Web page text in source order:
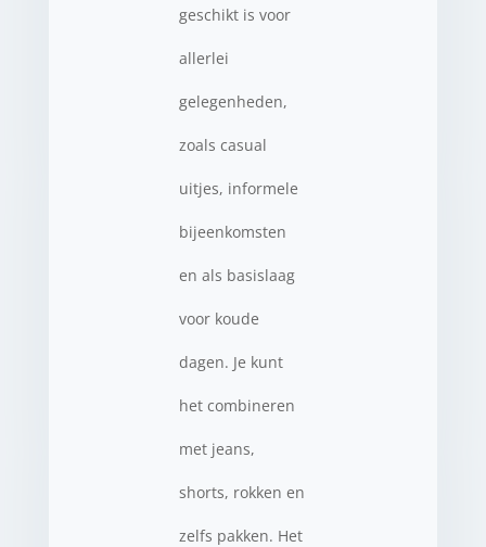
geschikt is voor
allerlei
gelegenheden,
zoals casual
uitjes, informele
bijeenkomsten
en als basislaag
voor koude
dagen. Je kunt
het combineren
met jeans,
shorts, rokken en
zelfs pakken. Het